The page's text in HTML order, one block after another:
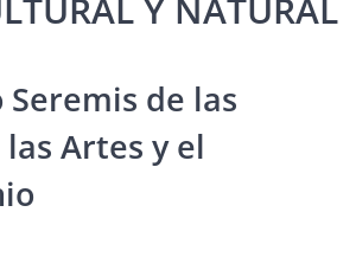
Seremis de las
Artes y el